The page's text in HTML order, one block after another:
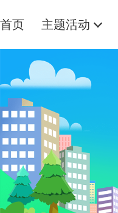
首页 主题活动